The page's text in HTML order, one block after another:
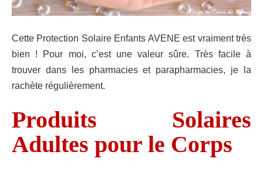
Cette Protection Solaire Enfants AVENE est vraiment très
bien ! Pour moi, c’est une valeur sûre. Très facile à
trouver dans les pharmacies et parapharmacies, je la
rachète régulièrement.
Produits Solaires
Adultes pour le Corps